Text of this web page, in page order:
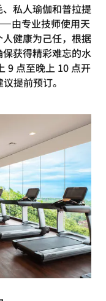
私人瑜伽和普拉提
由专业技师使用天
健康为己任，根据
获得精彩难忘的水
9 点至晚上 10 点开
提前预订。